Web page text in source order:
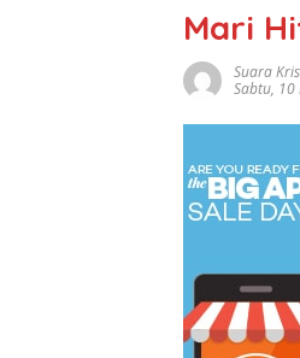
Mari
Suara
Sabtu,